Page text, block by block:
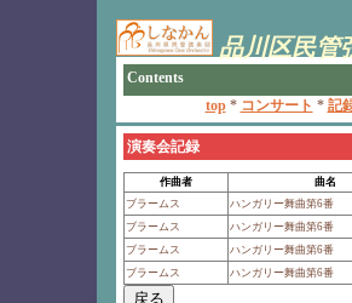
演奏会記録
作曲者 曲名
ブラームス
ハンガリー舞曲第6番
ブラームス
ハンガリー舞曲第6番
ブラームス
ハンガリー舞曲第6番
ブラームス
ハンガリー舞曲第6番